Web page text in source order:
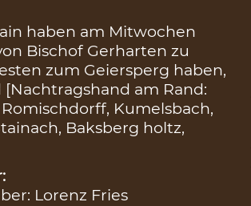
haben am Mitwochen
Bischof Gerharten zu
zum Geiersperg haben,
[Nachtragshand am Rand:
Kumelsbach,
Baksberg holtz,
Lorenz Fries